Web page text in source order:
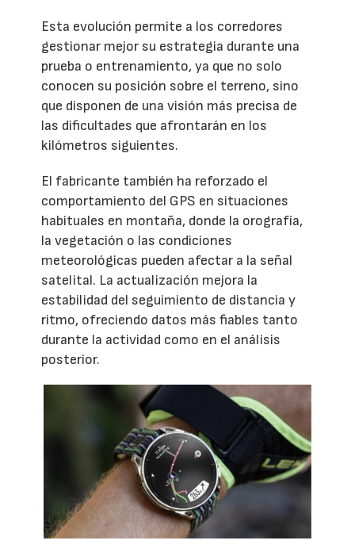
Esta evolución permite a los corredores
gestionar mejor su estrategia durante una
prueba o entrenamiento, ya que no solo
conocen su posición sobre el terreno, sino
que disponen de una visión más precisa de
las dificultades que afrontarán en los
kilómetros siguientes.
El fabricante también ha reforzado el
comportamiento del GPS en situaciones
habituales en montaña, donde la orografía,
la vegetación o las condiciones
meteorológicas pueden afectar a la señal
satelital. La actualización mejora la
estabilidad del seguimiento de distancia y
ritmo, ofreciendo datos más fiables tanto
durante la actividad como en el análisis
posterior.